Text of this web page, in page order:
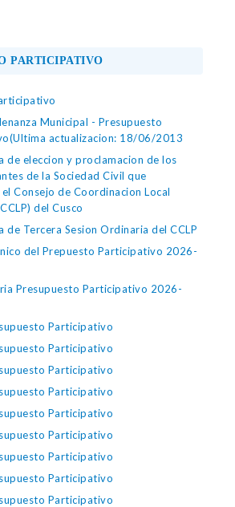
PARTICIPATIVO
Municipal - Presupuesto
actualizacion: 18/06/2013
de eleccion y proclamacion de los
de la Sociedad Civil que
Consejo de Coordinacion Local
del Cusco
de Tercera Sesion Ordinaria del CCLP
del Prepuesto Participativo 2026-
Presupuesto Participativo 2026-
Participativo
Participativo
Participativo
Participativo
Participativo
Participativo
Participativo
Participativo
Participativo